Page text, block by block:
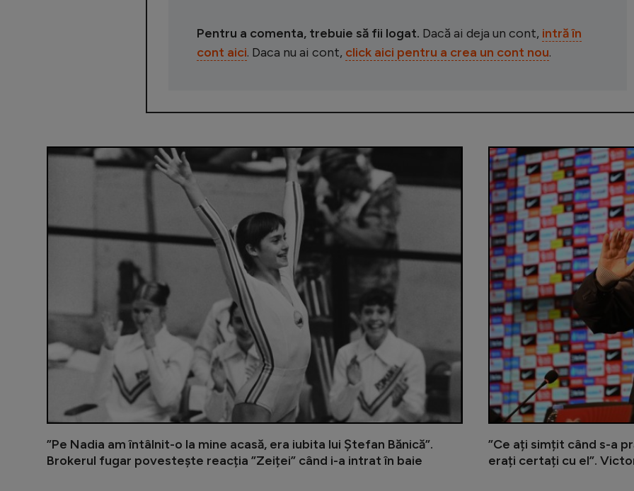
Pentru a comenta, trebuie să fii logat. Dacă ai deja un cont, intră în
cont aici. Daca nu ai cont, click aici pentru a crea un cont nou.
”Pe Nadia am întâlnit-o la mine acasă, era iubita lui Ștefan Bănică”.
Brokerul fugar povestește reacția ”Zeiței” când i-a intrat în baie
”Ce ați simțit când s-a
erați certați cu el”.